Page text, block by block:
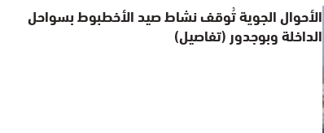
الأحوال الجوية تُوقف نشاط صيد الأخطبوط بسواحل
الداخلة وبوجدور (تفاصيل)